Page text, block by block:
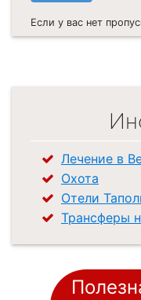
Если у вас нет
Лечение в
Охота
Отели
Трансферы